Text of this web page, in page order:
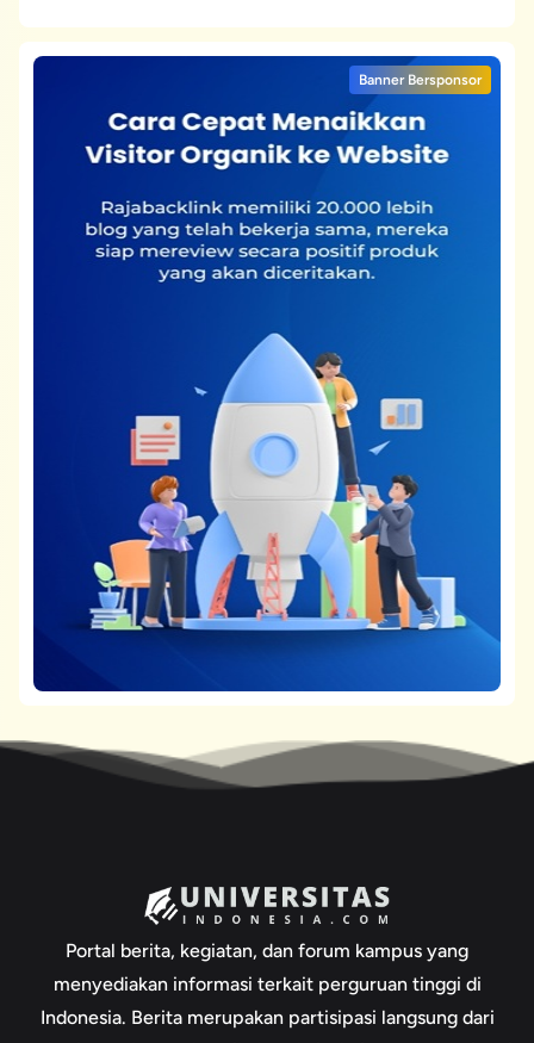
Banner Bersponsor
Portal berita, kegiatan, dan forum kampus yang
menyediakan informasi terkait perguruan tinggi di
Indonesia. Berita merupakan partisipasi langsung dari